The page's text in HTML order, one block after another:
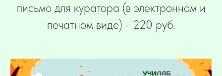
письмо для куратора (в электронном и
печатном виде) - 220 руб.